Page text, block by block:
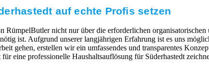
auf echte Profis setzen
nicht nur über die erforderlichen
ist. Aufgrund unserer langjährigen Erfahrung ist es uns
gehen, erstellen wir ein umfassendes und transparentes
eine professionelle Haushaltsauflösung für Süderhastedt